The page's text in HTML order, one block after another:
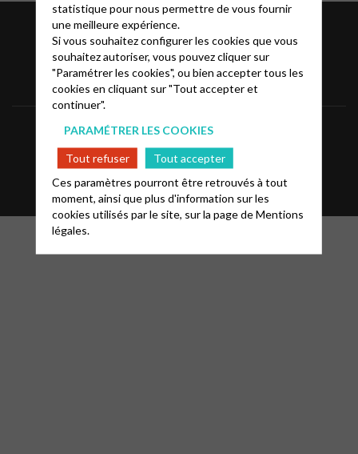
Informations Mentions légales
Glossaire Contact
statistique pour nous permettre de vous fournir
une meilleure expérience.
Si vous souhaitez configurer les cookies que vous
souhaitez autoriser, vous pouvez cliquer sur
"Paramétrer les cookies", ou bien accepter tous les
cookies en cliquant sur "Tout accepter et
continuer".
PARAMÉTRER LES COOKIES
Tout refuser
Tout accepter
Ces paramètres pourront être retrouvés à tout
moment, ainsi que plus d'information sur les
cookies utilisés par le site, sur la page deMentions
légales.